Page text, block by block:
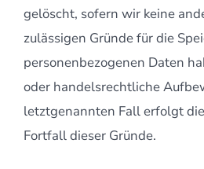
gelöscht, sofern wir keine
zulässigen Gründe für die
personenbezogenen Daten
oder handelsrechtliche
letztgenannten Fall erfolgt
Fortfall dieser Gründe.